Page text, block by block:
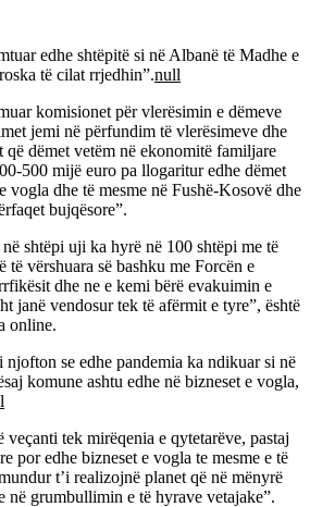
edhe shtëpitë si në Albanë të Madhe e
të cilat rrjedhin”.null
komisionet për vlerësimin e dëmeve
jemi në përfundim të vlerësimeve dhe
dëmet vetëm në ekonomitë familjare
500 mijë euro pa llogaritur edhe dëmet
vogla dhe të mesme në Fushë-Kosovë dhe
bujqësore”.
shtëpi uji ka hyrë në 100 shtëpi me të
të vërshuara së bashku me Forcën e
dhe ne e kemi bërë evakuimin e
janë vendosur tek të afërmit e tyre”, është
online.
se edhe pandemia ka ndikuar si në
komune ashtu edhe në bizneset e vogla,
veçanti tek mirëqenia e qytetarëve, pastaj
por edhe bizneset e vogla te mesme e të
t’i realizojnë planet që në mënyrë
në grumbullimin e të hyrave vetajake”.